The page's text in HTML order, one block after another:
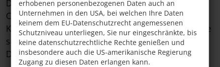
erhobenen personenbezogenen Daten auch an
Unternehmen in den USA, bei welchen Ihre Daten
keinem dem EU-Datenschutzrecht angemessenen
Schutzniveau unterliegen, Sie nur eingeschränkte, bis
keine datenschutzrechtliche Rechte genießen und
insbesondere auch die US-amerikanische Regierung
Zugang zu diesen Daten erlangen kann.
Die voll ausgestatteteKüche verfügt über
Cerankochfeld, Mikrowelle, Spülmaschine,
Kühlschrank, Wasserkocher, Filterkaffeemaschine
sowie Kapselmaschine, Geschirr, Wäsche und
Dunstabzug – alles, was man im Urlaub braucht.